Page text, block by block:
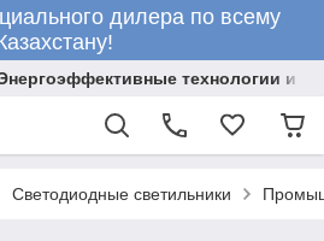
дилера по всему
технологии и
Светодиодные светильники